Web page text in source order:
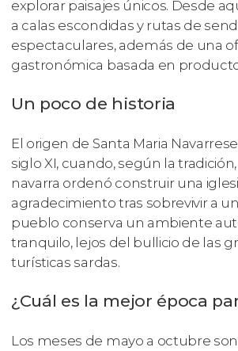
explorar paisajes únicos. Desde
a calas escondidas y rutas de
espectaculares, además de una
gastronómica basada en
Un poco de historia
El origen de Santa Maria
siglo XI, cuando, según la
navarra ordenó construir una
agradecimiento tras sobrevivir a
pueblo conserva un ambiente
tranquilo, lejos del bullicio de las
turísticas sardas.
¿Cuál es la mejor época
Los meses de mayo a octubre